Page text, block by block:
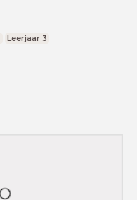
Leerjaar 3